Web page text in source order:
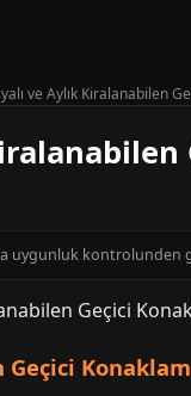
ve Aylık Kiralanabilen
uygunluk kontrolunden
Geçici